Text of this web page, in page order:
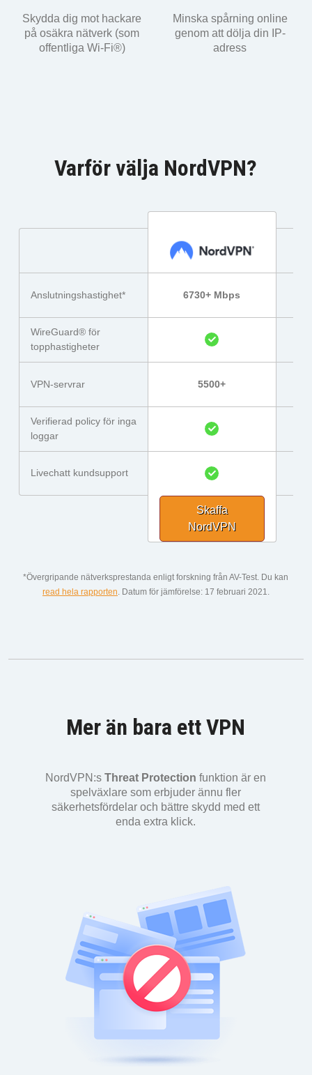
Skydda dig mot hackare
på osäkra nätverk (som
offentliga Wi-Fi®)
Minska spårning online
genom att dölja din IP-
adress
Varför välja NordVPN?
Anslutningshastighet* 6730+ Mbps
WireGuard® för
topphastigheter
VPN-servrar 5500+
Verifierad policy för inga
loggar
Livechatt kundsupport
Skaffa
NordVPN
*Övergripande nätverksprestanda enligt forskning från AV-Test. Du kan
read hela rapporten . Datum för jämförelse: 17 februari 2021.
Mer än bara ett VPN
NordVPN:sThreat Protection funktion är en
spelväxlare som erbjuder ännu fler
säkerhetsfördelar och bättre skydd med ett
enda extra klick.